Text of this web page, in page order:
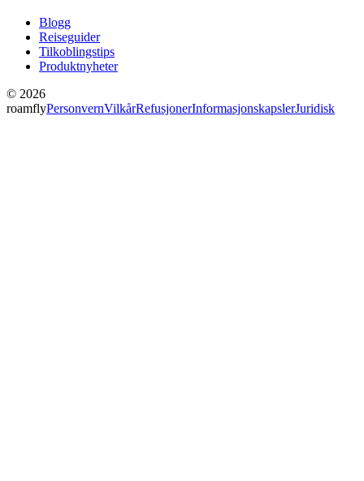
Blogg
Reiseguider
Tilkoblingstips
Produktnyheter
© 2026
roamflyPersonvernVilkårRefusjonerInformasjonskapslerJuridisk